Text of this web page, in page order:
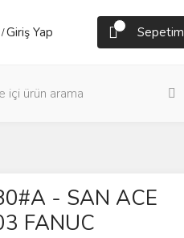
/Giriş Yap Sepetim
- SAN ACE
FANUC